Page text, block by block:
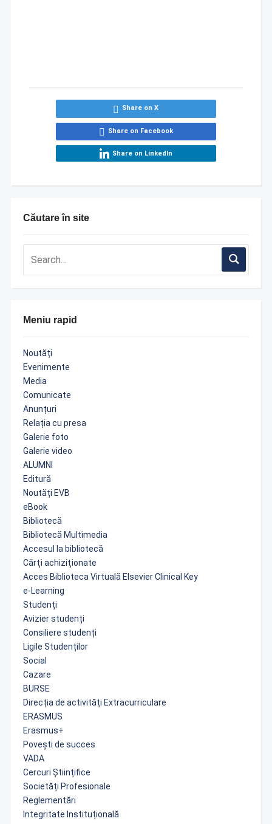
Căutare în site
Meniu rapid
Noutăți
Evenimente
Media
Comunicate
Anunțuri
Relația cu presa
Galerie foto
Galerie video
ALUMNI
Editură
Noutăți EVB
eBook
Bibliotecă
Bibliotecă Multimedia
Accesul la bibliotecă
Cărţi achiziţionate
Acces Biblioteca Virtuală Elsevier Clinical Key
e-Learning
Studenți
Avizier studenți
Consiliere studenți
Ligile Studenților
Social
Cazare
BURSE
Direcția de activități Extracurriculare
ERASMUS
Erasmus+
Povești de succes
VADA
Cercuri Științifice
Societăți Profesionale
Reglementări
Integritate Instituțională
Share on X
Share on Facebook
Share on LinkedIn